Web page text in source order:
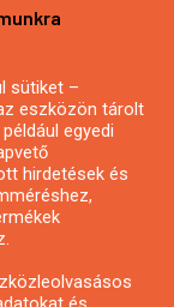
sütiket –
eszközön tárolt
egyedi
hirdetések és